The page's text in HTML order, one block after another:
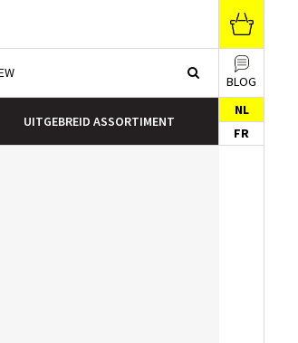
BLOG
UITGEBREID ASSORTIMENT
NL
FR